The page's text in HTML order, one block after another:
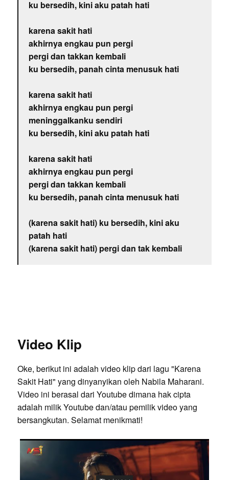
ku bersedih, kini aku patah hati
karena sakit hati
akhirnya engkau pun pergi
pergi dan takkan kembali
ku bersedih, panah cinta menusuk hati
karena sakit hati
akhirnya engkau pun pergi
meninggalkanku sendiri
ku bersedih, kini aku patah hati
karena sakit hati
akhirnya engkau pun pergi
pergi dan takkan kembali
ku bersedih, panah cinta menusuk hati
(karena sakit hati) ku bersedih, kini aku
patah hati
(karena sakit hati) pergi dan tak kembali
Video Klip
Oke, berikut ini adalah video klip dari lagu "Karena
Sakit Hati" yang dinyanyikan oleh Nabila Maharani.
Video ini berasal dari Youtube dimana hak cipta
adalah milik Youtube dan/atau pemilik video yang
bersangkutan. Selamat menikmati!